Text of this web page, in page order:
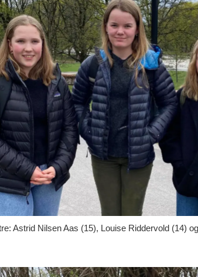
Astrid Nilsen Aas (15), Louise Riddervold (14)